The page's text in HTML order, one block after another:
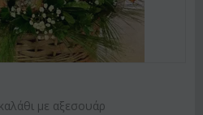
με αξεσουάρ